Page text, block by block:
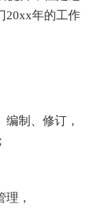
20xx年的工作
制、修订，
，